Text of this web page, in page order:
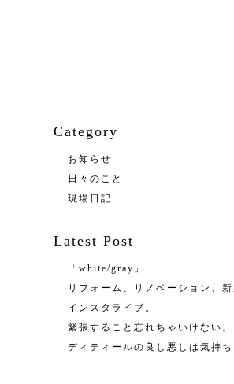
Category
お知らせ
日々のこと
現場日記
Latest Post
「white/gray」
リフォーム、リノベーション、新
インスタライブ。
緊張すること忘れちゃいけない。
ディティールの良し悪しは気持ち